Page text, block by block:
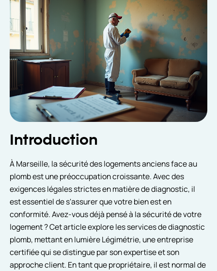
Introduction
À Marseille, la sécurité des logements anciens face au
plomb est une préoccupation croissante. Avec des
exigences légales strictes en matière de diagnostic, il
est essentiel de s'assurer que votre bien est en
conformité. Avez-vous déjà pensé à la sécurité de votre
logement ? Cet article explore les services de diagnostic
plomb, mettant en lumière Légimétrie, une entreprise
certifiée qui se distingue par son expertise et son
approche client. En tant que propriétaire, il est normal de